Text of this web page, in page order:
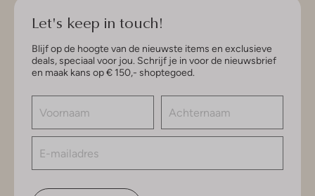
Let's keep in touch!
Blijf op de hoogte van de nieuwste items en exclusieve
deals, speciaal voor jou. Schrijf je in voor de nieuwsbrief
en maak kans op € 150,- shoptegoed.